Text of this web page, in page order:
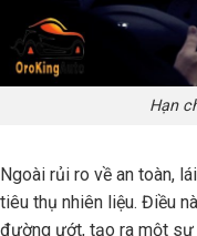
Hạn
Ngoài rủi ro về an toàn,
tiêu thụ nhiên liệu. Điều
đường ướt, tạo ra một